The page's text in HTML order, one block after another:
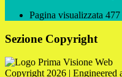
Pagina visualizzata 477
Sezione Copyright
Copyright 2026 | Engineered